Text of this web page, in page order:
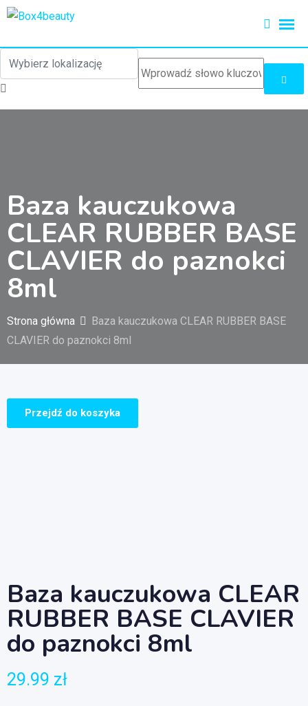
Baza kauczukowa
CLEAR RUBBER BASE
CLAVIER do paznokci
8ml
Strona główna
Baza kauczukowa CLEAR RUBBER BASE
CLAVIER do paznokci 8ml
Przejdź do koszyka
Baza kauczukowa CLEAR
RUBBER BASE CLAVIER
do paznokci 8ml
29.99 zł